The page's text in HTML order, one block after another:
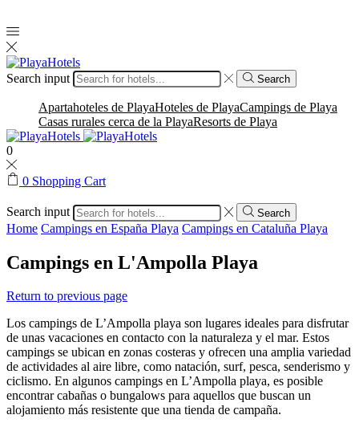
Search input Search
Apartahoteles de PlayaHoteles de PlayaCampings de Playa
Casas rurales cerca de la PlayaResorts de Playa
0
0 Shopping Cart
Search input Search
Home Campings en España Playa Campings en Cataluña Playa
Campings en L'Ampolla Playa
Return to previous page
Los campings de L’Ampolla playa son lugares ideales para disfrutar
de unas vacaciones en contacto con la naturaleza y el mar. Estos
campings se ubican en zonas costeras y ofrecen una amplia variedad
de actividades al aire libre, como natación, surf, pesca, senderismo y
ciclismo. En algunos campings en L’Ampolla playa, es posible
encontrar cabañas o bungalows para aquellos que buscan un
alojamiento más resistente que una tienda de campaña.